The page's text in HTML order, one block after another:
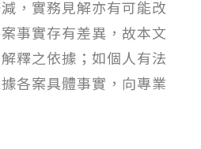
，實務見解亦有可能改
事實存有差異，故本文
釋之依據；如個人有法
各案具體事實，向專業